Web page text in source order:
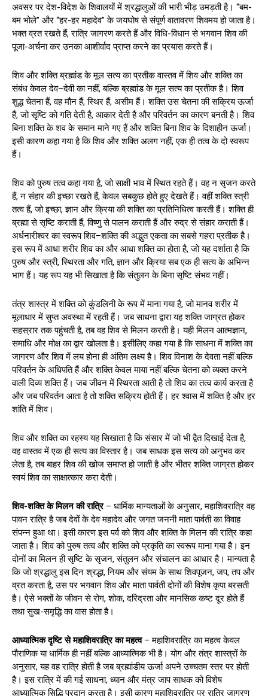
अवसर पर देश-विदेश के शिवालयों में श्रद्धालुओं की भारी भीड़ उमड़ती है। “बम-
बम भोले” और “हर-हर महादेव” के जयघोष से संपूर्ण वातावरण शिवमय हो जाता है।
भक्त व्रत रखते हैं, रात्रि जागरण करते हैं और विधि-विधान से भगवान शिव की
पूजा-अर्चना कर उनका आशीर्वाद प्राप्त करने का प्रयास करते हैं।
शिव और शक्ति ब्रह्मांड के मूल सत्य का प्रतीक वास्तव में शिव और शक्ति का
संबंध केवल देव–देवी का नहीं, बल्कि ब्रह्मांड के मूल सत्य का प्रतीक है। शिव
शुद्ध चेतना हैं, वह मौन हैं, स्थिर हैं, असीम हैं। शक्ति उस चेतना की सक्रिय ऊर्जा
हैं, जो सृष्टि को गति देती है, आकार देती है और परिवर्तन का कारण बनती है। शिव
बिना शक्ति के शव के समान माने गए हैं और शक्ति बिना शिव के दिशाहीन ऊर्जा।
इसी कारण कहा गया है कि शिव और शक्ति अलग नहीं, एक ही तत्व के दो स्वरूप
हैं।
शिव को पुरुष तत्व कहा गया है, जो साक्षी भाव में स्थित रहते हैं। वह न सृजन करते
हैं, न संहार की इच्छा रखते हैं, केवल सबकुछ होते हुए देखते हैं। वहीं शक्ति स्त्री
तत्व हैं, जो इच्छा, ज्ञान और क्रिया की शक्ति का प्रतिनिधित्व करती हैं। शक्ति ही
ब्रह्मा से सृष्टि कराती हैं, विष्णु से पालन कराती हैं और रुद्र से संहार कराती हैं।
अर्धनारीश्वर का स्वरूप शिव–शक्ति की अद्भुत एकता का सबसे गहरा प्रतीक है।
इस रूप में आधा शरीर शिव का और आधा शक्ति का होता है, जो यह दर्शाता है कि
पुरुष और स्त्री, स्थिरता और गति, ज्ञान और क्रिया सब एक ही सत्य के अभिन्न
भाग हैं। यह रूप यह भी सिखाता है कि संतुलन के बिना सृष्टि संभव नहीं।
तंत्र शास्त्र में शक्ति को कुंडलिनी के रूप में माना गया है, जो मानव शरीर में
मूलाधार में सुप्त अवस्था में रहती हैं। जब साधना द्वारा यह शक्ति जाग्रत होकर
सहस्रार तक पहुंचती है, तब वह शिव से मिलन करती है। यही मिलन आत्मज्ञान,
समाधि और मोक्ष का द्वार खोलता है। इसीलिए कहा गया है कि साधना में शक्ति का
जागरण और शिव में लय होना ही अंतिम लक्ष्य है। शिव विनाश के देवता नहीं बल्कि
परिवर्तन के अधिपति हैं और शक्ति केवल माया नहीं बल्कि चेतना को व्यक्त करने
वाली दिव्य शक्ति हैं। जब जीवन में स्थिरता आती है तो शिव का तत्व कार्य करता है
और जब परिवर्तन आता है तो शक्ति सक्रिय होती हैं। हर श्वास में शक्ति है और हर
शांति में शिव।
शिव और शक्ति का रहस्य यह सिखाता है कि संसार में जो भी द्वैत दिखाई देता है,
वह वास्तव में एक ही सत्य का विस्तार है। जब साधक इस सत्य को अनुभव कर
लेता है, तब बाहर शिव की खोज समाप्त हो जाती है और भीतर शक्ति जाग्रत होकर
स्वयं शिव का साक्षात्कार करा देती।
शिव-शक्ति के मिलन की रात्रि– धार्मिक मान्यताओं के अनुसार, महाशिवरात्रि वह
पावन रात्रि है जब देवों के देव महादेव और जगत जननी माता पार्वती का विवाह
संपन्न हुआ था। इसी कारण इस पर्व को शिव और शक्ति के मिलन की रात्रि कहा
जाता है। शिव को पुरुष तत्व और शक्ति को प्रकृति का स्वरूप माना गया है। इन
दोनों का मिलन ही सृष्टि के सृजन, संतुलन और संचालन का आधार है। मान्यता है
कि जो श्रद्धालु इस दिन श्रद्धा, नियम और संयम के साथ शिवपूजन, जप, तप और
व्रत करता है, उस पर भगवान शिव और माता पार्वती दोनों की विशेष कृपा बरसती
है। ऐसे भक्तों के जीवन से रोग, शोक, दरिद्रता और मानसिक कष्ट दूर होते हैं
तथा सुख-समृद्धि का वास होता है।
आध्यात्मिक दृष्टि से महाशिवरात्रि का महत्व– महाशिवरात्रि का महत्व केवल
पौराणिक या धार्मिक ही नहीं बल्कि आध्यात्मिक भी है। योग और तंत्र शास्त्रों के
अनुसार, यह वह रात्रि होती है जब ब्रह्मांडीय ऊर्जा अपने उच्चतम स्तर पर होती
है। इस रात्रि में की गई साधना, ध्यान और मंत्र जाप साधक को विशेष
आध्यात्मिक सिद्धि प्रदान करता है। इसी कारण महाशिवरात्रि पर रात्रि जागरण